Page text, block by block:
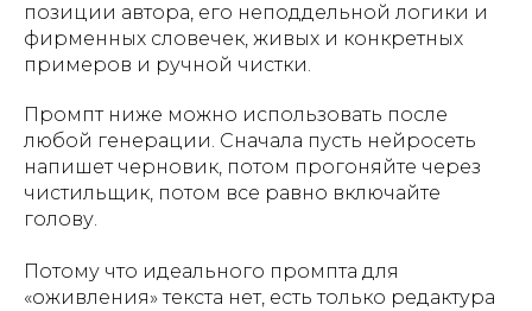
позиции автора, его неподдельной логики и
фирменных словечек, живых и конкретных
примеров и ручной чистки.
Промпт ниже можно использовать после
любой генерации. Сначала пусть нейросеть
напишет черновик, потом прогоняйте через
чистильщик, потом все равно включайте
голову.
Потому что идеального промпта для
«оживления» текста нет, есть только редактура